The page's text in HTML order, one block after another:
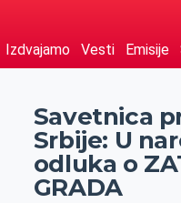
Izdvajamo Vesti Emisije
Savetnica
Srbije: U
odluka o
GRADA